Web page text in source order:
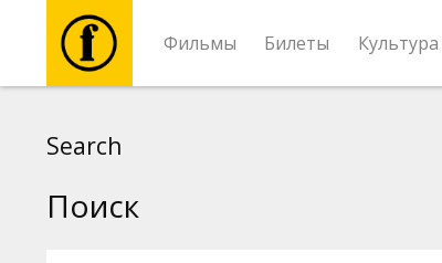
Фильмы Билеты Культура
Search
Поиск